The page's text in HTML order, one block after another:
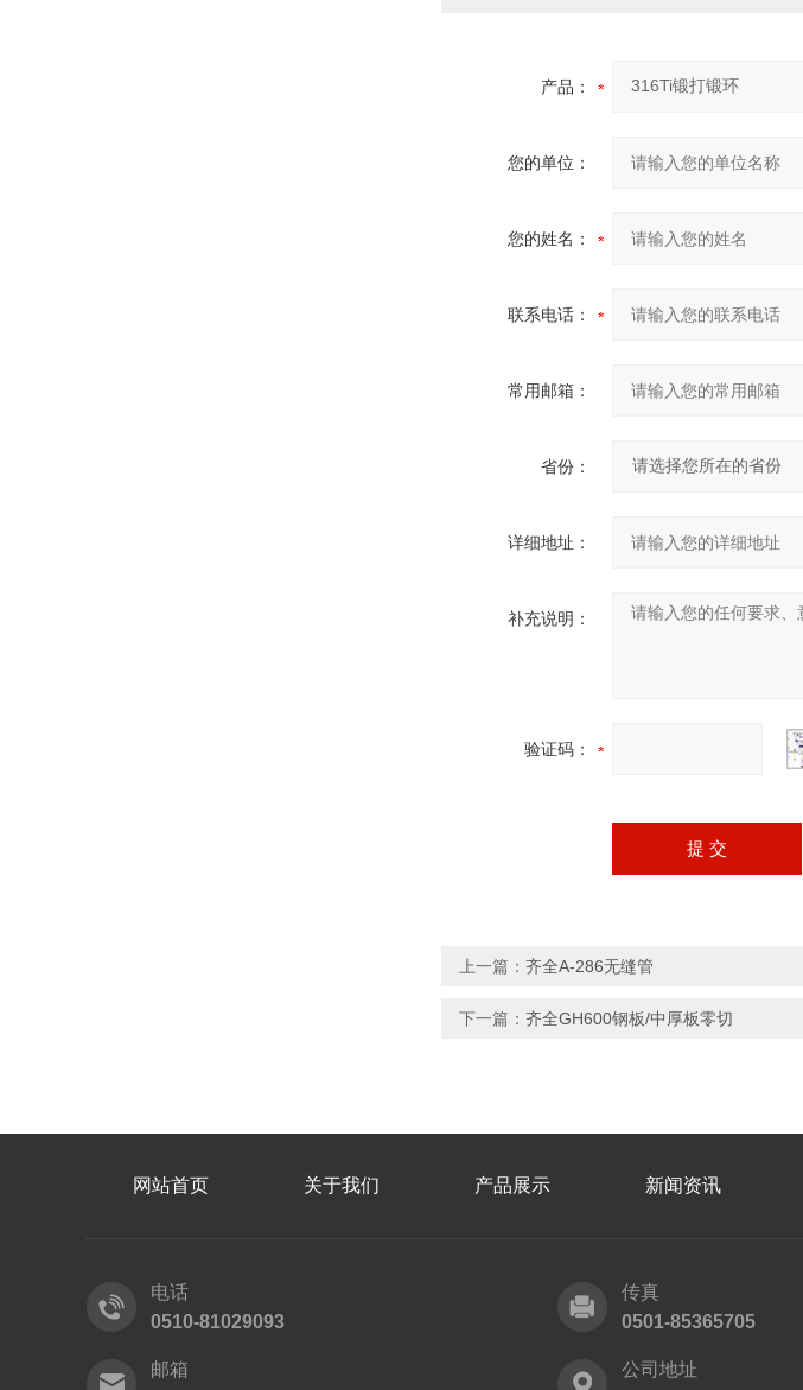
产品：
您的单位：
您的姓名：
联系电话：
常用邮箱：
省份：
详细地址：
补充说明：
验证码：
上一篇： 齐全A-286无缝管
下一篇： 齐全GH600钢板/中厚板零切
网站首页 关于我们 产品展示 新闻资讯
电话
0510-81029093
传真
0501-85365705
邮箱
公司地址